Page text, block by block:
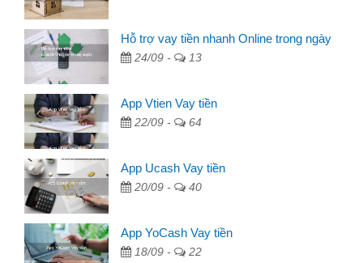
Hỗ trợ vay tiền nhanh Online trong ngày
24/09 - 13
App Vtien Vay tiền
22/09 - 64
App Ucash Vay tiền
20/09 - 40
App YoCash Vay tiền
18/09 - 22